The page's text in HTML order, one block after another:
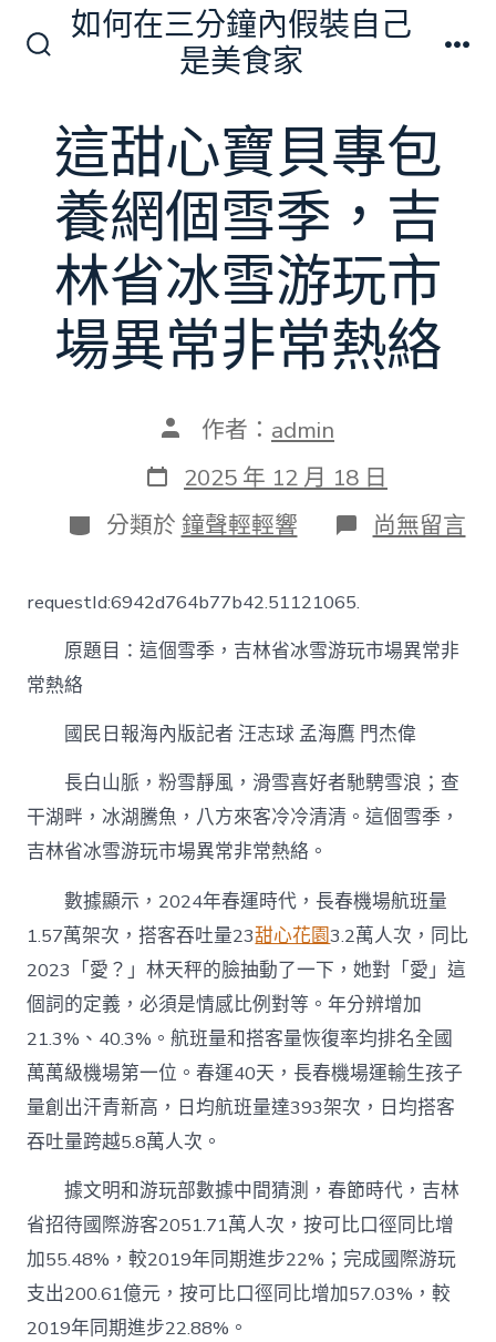
換
開
關
如何在三分鐘內假裝自己
是美食家
這甜心寶貝專包
養網個雪季，吉
林省冰雪游玩市
場異常非常熱絡
文
作
者
作者： admin
發
表
日
期
2025 年 12 月 18 日
分
類
分類於 鐘聲輕輕響 在
〈這
貝
專
網
個
雪
季，
吉
林
雪
游
玩
市
場
異
常
非
常
熱
絡〉
尚無留言
requestId:6942d764b77b42.51121065.
原題目：這個雪季，吉林省冰雪游玩市場異常非
常熱絡
國民日報海內版記者 汪志球 孟海鷹 門杰偉
長白山脈，粉雪靜風，滑雪喜好者馳騁雪浪；查
干湖畔，冰湖騰魚，八方來客冷冷清清。這個雪季，
吉林省冰雪游玩市場異常非常熱絡。
數據顯示，2024年春運時代，長春機場航班量
1.57萬架次，搭客吞吐量23甜心花園3.2萬人次，同比
2023「愛？」林天秤的臉抽動了一下，她對「愛」這
個詞的定義，必須是情感比例對等。年分辨增加
21.3%、40.3%。航班量和搭客量恢復率均排名全國
萬萬級機場第一位。春運40天，長春機場運輸生孩子
量創出汗青新高，日均航班量達393架次，日均搭客
吞吐量跨越5.8萬人次。
據文明和游玩部數據中間猜測，春節時代，吉林
省招待國際游客2051.71萬人次，按可比口徑同比增
加55.48%，較2019年同期進步22%；完成國際游玩
支出200.61億元，按可比口徑同比增加57.03%，較
2019年同期進步22.88%。